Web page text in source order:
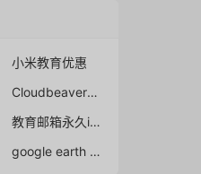
小米教育优惠
Cloudbeaver–云端数据库管理器学术许可证
教育邮箱永久idea
google earth engine账号申请不通过官方解决网站